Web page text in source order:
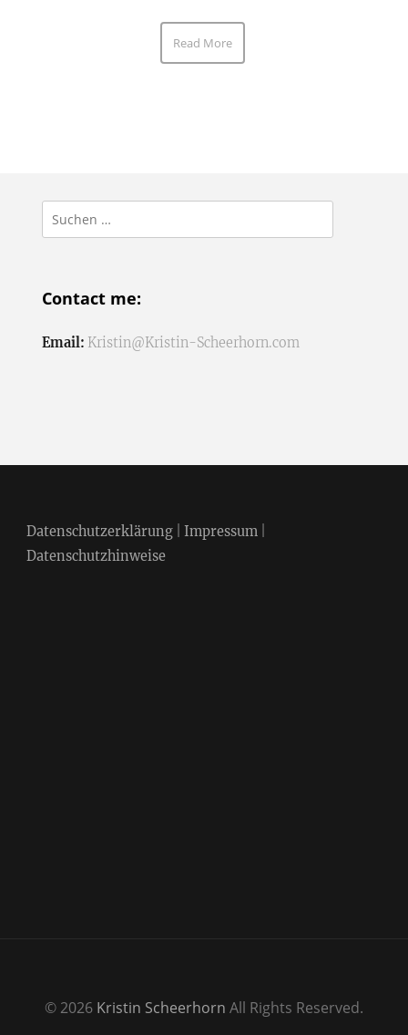
Read More
Suchen
nach:
Contact me:
Email: Kristin@Kristin-Scheerhorn.com
Datenschutzerklärung| Impressum|
Datenschutzhinweise
© 2026 Kristin Scheerhorn All Rights Reserved.